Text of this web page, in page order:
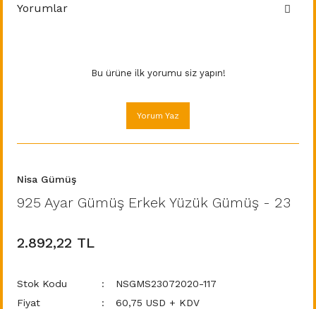
Yorumlar
Bu ürüne ilk yorumu siz yapın!
Yorum Yaz
Nisa Gümüş
925 Ayar Gümüş Erkek Yüzük Gümüş - 23
2.892,22 TL
Stok Kodu
NSGMS23072020-117
Fiyat
60,75 USD + KDV